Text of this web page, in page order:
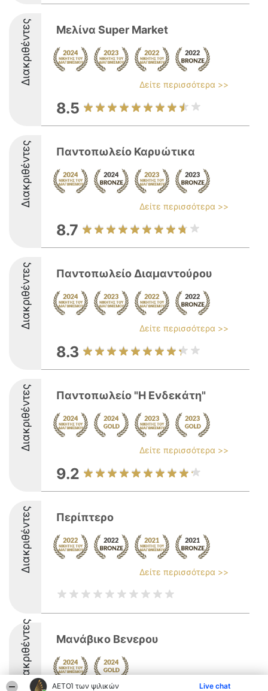
ΑΕΤΟΊ των ψιλικών Live chat
Διακριθέντες Μελίνα Super Market
Δείτε περισσότερα >>
8.5
Διακριθέντες Παντοπωλείο Καρυώτικα
Δείτε περισσότερα >>
8.7
Διακριθέντες Παντοπωλείο Διαμαντούρου
Δείτε περισσότερα >>
8.3
Διακριθέντες Παντοπωλείο "Η Ενδεκάτη"
Δείτε περισσότερα >>
9.2
Διακριθέντες Περίπτερο
Δείτε περισσότερα >>
Διακριθέντες Μανάβικο Βενερου